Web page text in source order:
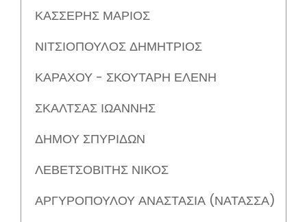
ΚΑΣΣΕΡΗΣ ΜΑΡΙΟΣ
ΝΙΤΣΙΟΠΟΥΛΟΣ ΔΗΜΗΤΡΙΟΣ
ΚΑΡΑΧΟΥ - ΣΚΟΥΤΑΡΗ ΕΛΕΝΗ
ΣΚΑΛΤΣΑΣ ΙΩΑΝΝΗΣ
ΔΗΜΟΥ ΣΠΥΡΙΔΩΝ
ΛΕΒΕΤΣΟΒΙΤΗΣ ΝΙΚΟΣ
ΑΡΓΥΡΟΠΟΥΛΟΥ ΑΝΑΣΤΑΣΙΑ (ΝΑΤΑΣΣΑ)